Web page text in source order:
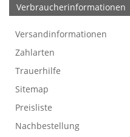
Verbraucherinformationen
Versandinformationen
Zahlarten
Trauerhilfe
Sitemap
Preisliste
Nachbestellung
Werbefreie Trauerkarten
Tipps
So bestellen Sie
Preise und Muster
Texte für Trauerkarten
Texte für Kondolenzkarten